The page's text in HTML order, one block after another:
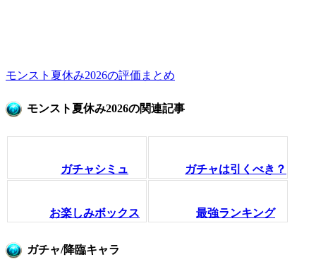
モンスト夏休み2026の評価まとめ
モンスト夏休み2026の関連記事
ガチャシミュ ガチャは引くべき？
お楽しみボックス 最強ランキング
ガチャ/降臨キャラ